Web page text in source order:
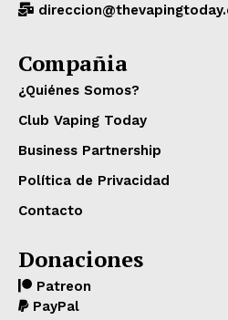
Compañia
¿Quiénes Somos?
Club Vaping Today
Business Partnership
Política de Privacidad
Contacto
Donaciones
Patreon
PayPal